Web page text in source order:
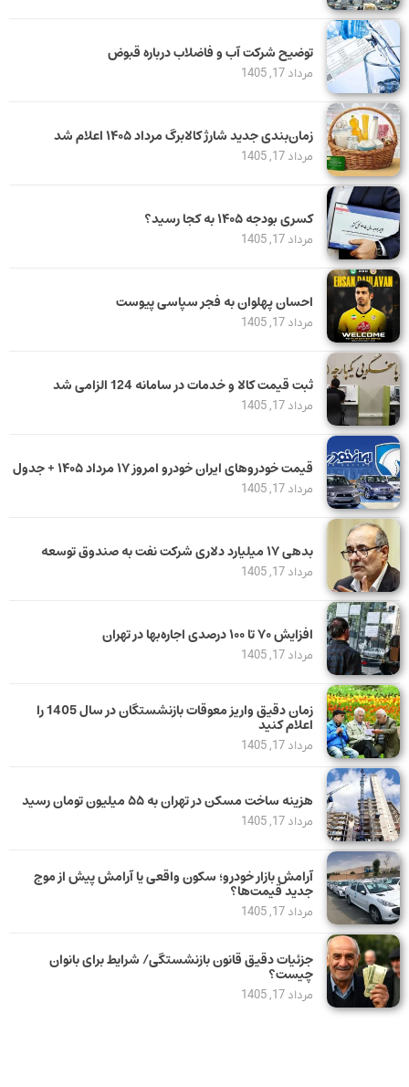
توضیح شرکت آب و فاضلاب درباره قبوض
مرداد 17, 1405
زمان‌بندی جدید شارژ کالابرگ مرداد ۱۴۰۵ اعلام شد
مرداد 17, 1405
کسری بودجه ۱۴۰۵ به کجا رسید؟
مرداد 17, 1405
احسان پهلوان به فجر سپاسی پیوست
مرداد 17, 1405
ثبت قیمت کالا و خدمات در سامانه 124 الزامی شد
مرداد 17, 1405
قیمت خودرو‌های ایران خودرو امروز ۱۷ مرداد ۱۴۰۵ + جدول
مرداد 17, 1405
بدهی ١٧ میلیارد دلاری شرکت نفت به صندوق توسعه
مرداد 17, 1405
افزایش ۷۰ تا ۱۰۰ درصدی اجاره‌بها در تهران
مرداد 17, 1405
زمان دقیق واریز معوقات بازنشستگان در سال 1405 را
اعلام کنید
مرداد 17, 1405
هزینه ساخت مسکن در تهران به ۵۵ میلیون تومان رسید
مرداد 17, 1405
آرامش بازار خودرو؛ سکون واقعی یا آرامش پیش از موج
جدید قیمت‌ها؟
مرداد 17, 1405
جزئیات دقیق قانون بازنشستگی/ شرایط برای بانوان
چیست؟
مرداد 17, 1405